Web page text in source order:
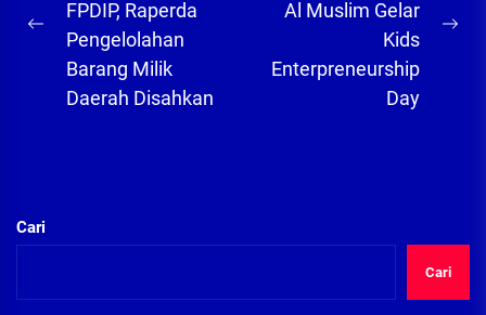
Previous
post:
FPDIP, Raperda
Pengelolahan
Barang Milik
Daerah Disahkan
Al Muslim Gelar
Kids
Enterpreneurship
Day
Cari
Cari